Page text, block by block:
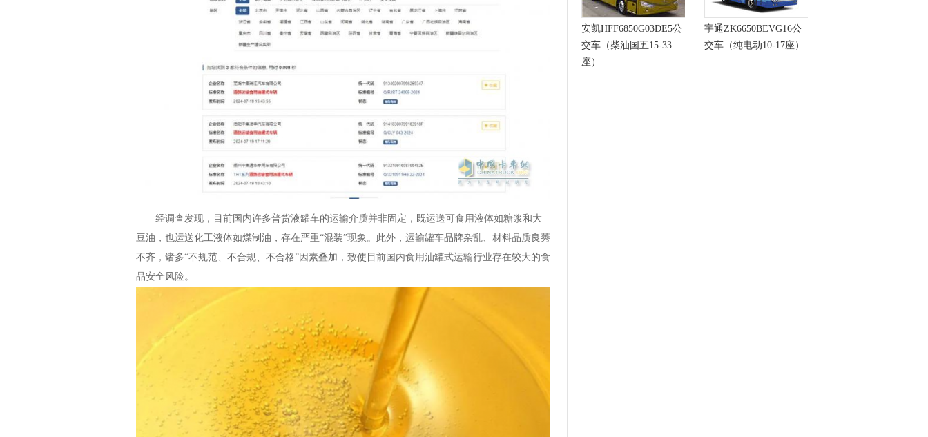
经调查发现，目前国内许多普货液罐车的运输介质并非固定，既运送可食用液体如糖浆和大
豆油，也运送化工液体如煤制油，存在严重“混装”现象。此外，运输罐车品牌杂乱、材料品质良莠
不齐，诸多“不规范、不合规、不合格”因素叠加，致使目前国内食用油罐式运输行业存在较大的食
品安全风险。
安凯HFF6850G03DE5公
交车（柴油国五15-33
座）
宇通ZK6650BEVG16公
交车（纯电动10-17座）